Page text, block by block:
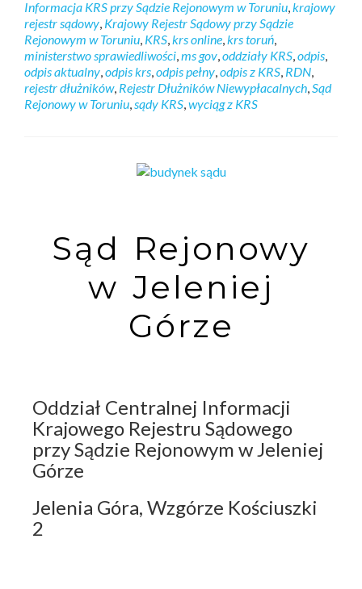
Informacja KRS przy Sądzie Rejonowym w Toruniu krajowy
rejestr sądowy Krajowy Rejestr Sądowy przy Sądzie
Rejonowym w Toruniu KRS krs online krs toruń
ministerstwo sprawiedliwości ms gov oddziały KRS odpis
odpis aktualny odpis krs odpis pełny odpis z KRS RDN
rejestr dłużników, Rejestr Dłużników Niewypłacalnych Sąd
Rejonowy w Toruniu sądy KRS wyciąg z KRS
Sąd Rejonowy
w Jeleniej
Górze
Oddział Centralnej Informacji
Krajowego Rejestru Sądowego
przy Sądzie Rejonowym w Jeleniej
Górze
Jelenia Góra, Wzgórze Kościuszki
2